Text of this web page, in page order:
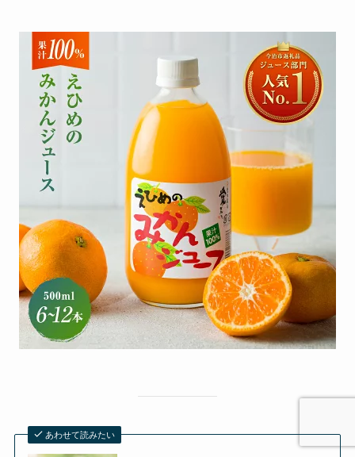
あわせて読みたい